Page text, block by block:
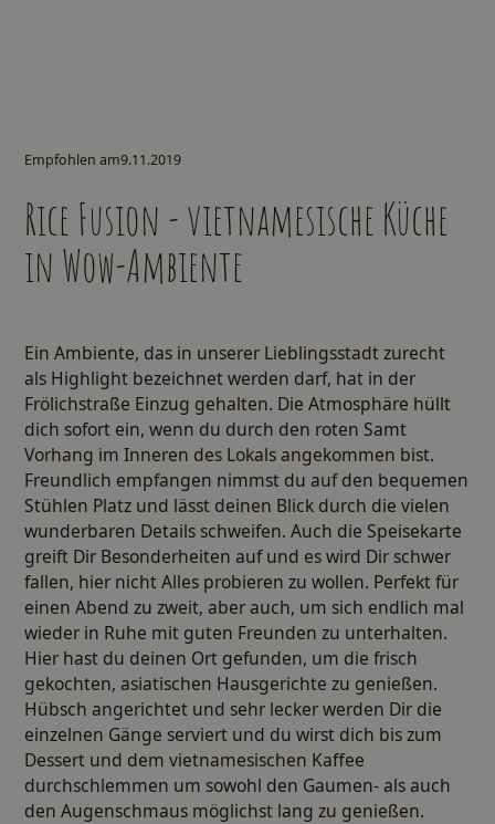
Empfohlen am9.11.2019
Rice Fusion - vietnamesische Küche
in Wow-Ambiente
Ein Ambiente, das in unserer Lieblingsstadt zurecht
als Highlight bezeichnet werden darf, hat in der
Frölichstraße Einzug gehalten. Die Atmosphäre hüllt
dich sofort ein, wenn du durch den roten Samt
Vorhang im Inneren des Lokals angekommen bist.
Freundlich empfangen nimmst du auf den bequemen
Stühlen Platz und lässt deinen Blick durch die vielen
wunderbaren Details schweifen. Auch die Speisekarte
greift Dir Besonderheiten auf und es wird Dir schwer
fallen, hier nicht Alles probieren zu wollen. Perfekt für
einen Abend zu zweit, aber auch, um sich endlich mal
wieder in Ruhe mit guten Freunden zu unterhalten.
Hier hast du deinen Ort gefunden, um die frisch
gekochten, asiatischen Hausgerichte zu genießen.
Hübsch angerichtet und sehr lecker werden Dir die
einzelnen Gänge serviert und du wirst dich bis zum
Dessert und dem vietnamesischen Kaffee
durchschlemmen um sowohl den Gaumen- als auch
den Augenschmaus möglichst lang zu genießen.